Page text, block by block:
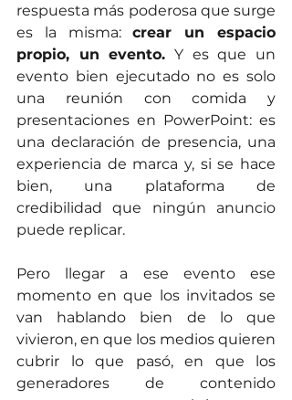
respuesta más poderosa que surge
es la misma: crear un espacio
propio, un evento. Y es que un
evento bien ejecutado no es solo
una reunión con comida y
presentaciones en PowerPoint: es
una declaración de presencia, una
experiencia de marca y, si se hace
bien, una plataforma de
credibilidad que ningún anuncio
puede replicar.
Pero llegar a ese evento ese
momento en que los invitados se
van hablando bien de lo que
vivieron, en que los medios quieren
cubrir lo que pasó, en que los
generadores de contenido